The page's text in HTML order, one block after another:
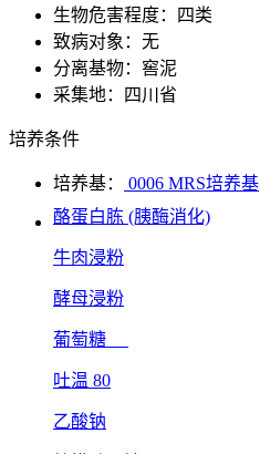
生物危害程度：四类
致病对象：无
分离基物：窖泥
采集地：四川省
培养条件
培养基：
0006 MRS培养基
酪蛋白胨 (胰酶消化)
牛肉浸粉
酵母浸粉
葡萄糖
吐温 80
乙酸钠